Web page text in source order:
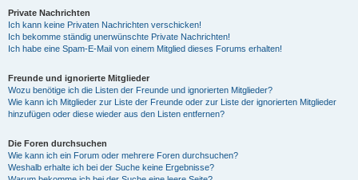
Private Nachrichten
Ich kann keine Privaten Nachrichten verschicken!
Ich bekomme ständig unerwünschte Private Nachrichten!
Ich habe eine Spam-E-Mail von einem Mitglied dieses Forums erhalten!
Freunde und ignorierte Mitglieder
Wozu benötige ich die Listen der Freunde und ignorierten Mitglieder?
Wie kann ich Mitglieder zur Liste der Freunde oder zur Liste der ignorierten Mitglieder
hinzufügen oder diese wieder aus den Listen entfernen?
Die Foren durchsuchen
Wie kann ich ein Forum oder mehrere Foren durchsuchen?
Weshalb erhalte ich bei der Suche keine Ergebnisse?